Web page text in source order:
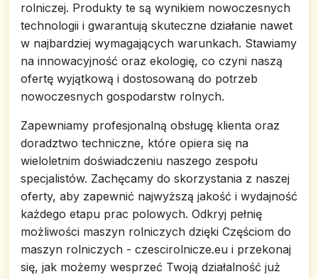
rolniczej. Produkty te są wynikiem nowoczesnych
technologii i gwarantują skuteczne działanie nawet
w najbardziej wymagających warunkach. Stawiamy
na innowacyjność oraz ekologię, co czyni naszą
ofertę wyjątkową i dostosowaną do potrzeb
nowoczesnych gospodarstw rolnych.
Zapewniamy profesjonalną obsługę klienta oraz
doradztwo techniczne, które opiera się na
wieloletnim doświadczeniu naszego zespołu
specjalistów. Zachęcamy do skorzystania z naszej
oferty, aby zapewnić najwyższą jakość i wydajność
każdego etapu prac polowych. Odkryj pełnię
możliwości maszyn rolniczych dzięki Częściom do
maszyn rolniczych - czescirolnicze.eu i przekonaj
się, jak możemy wesprzeć Twoją działalność już